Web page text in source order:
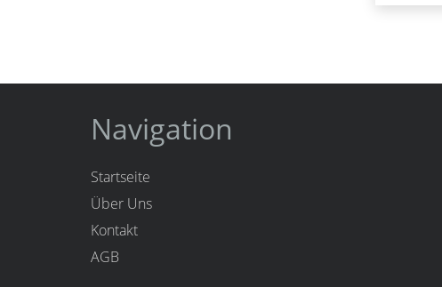
Navigation
Startseite
Über Uns
Kontakt
AGB